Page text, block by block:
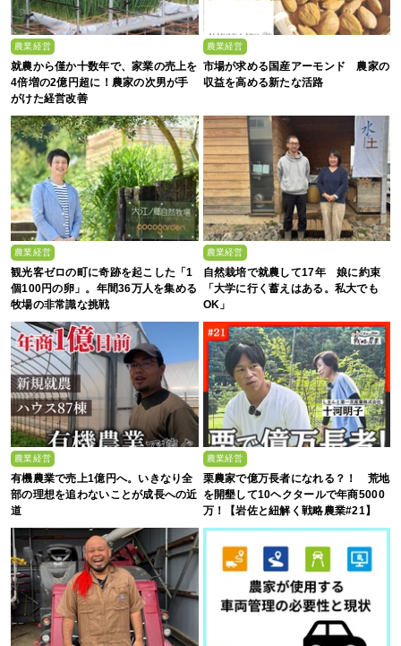
農業経営
就農から僅か十数年で、家業の売上を
4倍増の2億円超に！農家の次男が手
がけた経営改善
農業経営
市場が求める国産アーモンド 農家の
収益を高める新たな活路
農業経営
観光客ゼロの町に奇跡を起こした「1
個100円の卵」。年間36万人を集める
牧場の非常識な挑戦
農業経営
自然栽培で就農して17年 娘に約束
「大学に行く蓄えはある。私大でも
OK」
農業経営
有機農業で売上1億円へ。いきなり全
部の理想を追わないことが成長への近
道
農業経営
栗農家で億万長者になれる？！ 荒地
を開墾して10ヘクタールで年商5000
万！【岩佐と紐解く戦略農業#21】